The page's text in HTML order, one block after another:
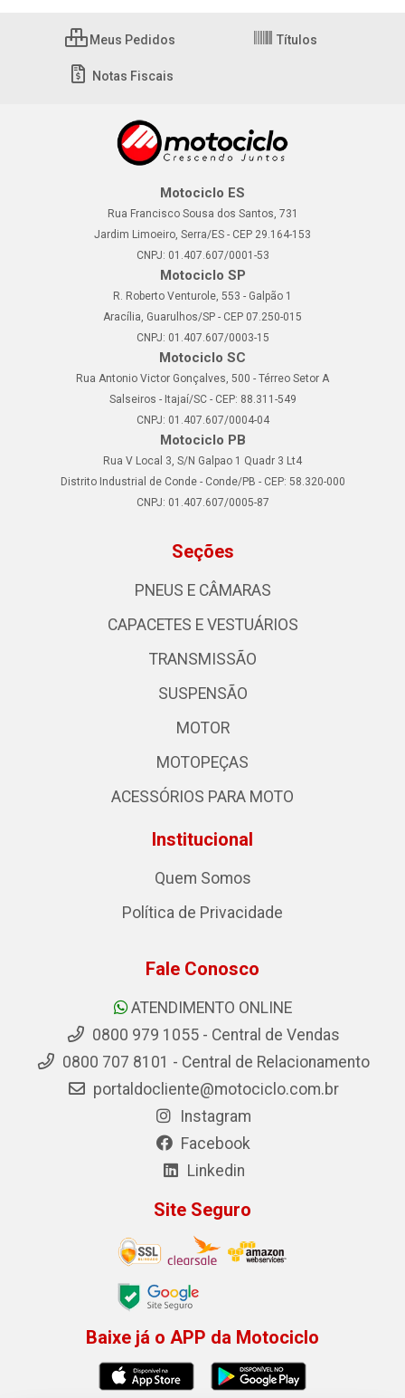
Meus Pedidos Títulos
Notas Fiscais
Motociclo ES
Rua Francisco Sousa dos Santos, 731
Jardim Limoeiro, Serra/ES - CEP 29.164-153
CNPJ: 01.407.607/0001-53
Motociclo SP
R. Roberto Venturole, 553 - Galpão 1
Aracília, Guarulhos/SP - CEP 07.250-015
CNPJ: 01.407.607/0003-15
Motociclo SC
Rua Antonio Victor Gonçalves, 500 - Térreo Setor A
Salseiros - Itajaí/SC - CEP: 88.311-549
CNPJ: 01.407.607/0004-04
Motociclo PB
Rua V Local 3, S/N Galpao 1 Quadr 3 Lt4
Distrito Industrial de Conde - Conde/PB - CEP: 58.320-000
CNPJ: 01.407.607/0005-87
Seções
PNEUS E CÂMARAS
CAPACETES E VESTUÁRIOS
TRANSMISSÃO
SUSPENSÃO
MOTOR
MOTOPEÇAS
ACESSÓRIOS PARA MOTO
Institucional
Quem Somos
Política de Privacidade
Fale Conosco
ATENDIMENTO ONLINE
0800 979 1055 - Central de Vendas
0800 707 8101 - Central de Relacionamento
portaldocliente@motociclo.com.br
Instagram
Facebook
Linkedin
Site Seguro
Baixe já o APP da Motociclo